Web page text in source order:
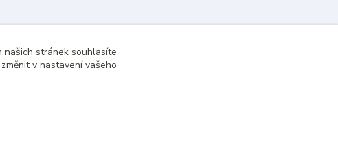
našich stránek souhlasíte
v nastavení vašeho